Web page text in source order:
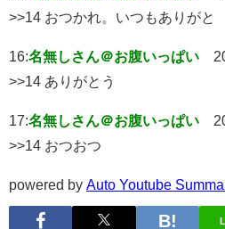
>>14 おつかれ。いつもありがと
16:名無しさん＠お腹いっぱい
>>14 ありがとう
17:名無しさん＠お腹いっぱい
>>14 おつおつ
powered by Auto Youtube